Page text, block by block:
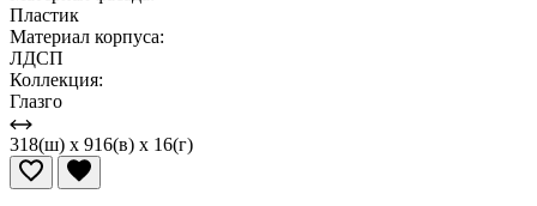
Пластик
Материал корпуса:
ЛДСП
Коллекция:
Глазго
318(ш) x 916(в) x 16(г)